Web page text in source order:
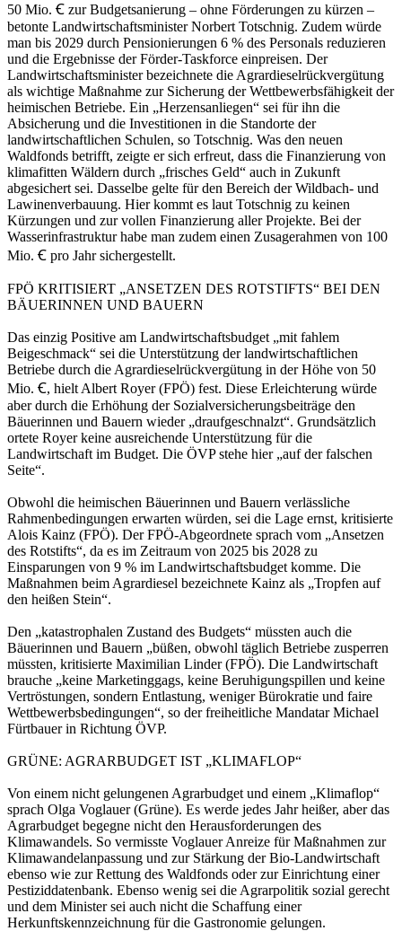
50 Mio. Ꞓ zur Budgetsanierung – ohne Förderungen zu kürzen –
betonte Landwirtschaftsminister Norbert Totschnig. Zudem würde
man bis 2029 durch Pensionierungen 6 % des Personals reduzieren
und die Ergebnisse der Förder-Taskforce einpreisen. Der
Landwirtschaftsminister bezeichnete die Agrardieselrückvergütung
als wichtige Maßnahme zur Sicherung der Wettbewerbsfähigkeit der
heimischen Betriebe. Ein „Herzensanliegen“ sei für ihn die
Absicherung und die Investitionen in die Standorte der
landwirtschaftlichen Schulen, so Totschnig. Was den neuen
Waldfonds betrifft, zeigte er sich erfreut, dass die Finanzierung von
klimafitten Wäldern durch „frisches Geld“ auch in Zukunft
abgesichert sei. Dasselbe gelte für den Bereich der Wildbach- und
Lawinenverbauung. Hier kommt es laut Totschnig zu keinen
Kürzungen und zur vollen Finanzierung aller Projekte. Bei der
Wasserinfrastruktur habe man zudem einen Zusagerahmen von 100
Mio. Ꞓ pro Jahr sichergestellt.
FPÖ KRITISIERT „ANSETZEN DES ROTSTIFTS“ BEI DEN
BÄUERINNEN UND BAUERN
Das einzig Positive am Landwirtschaftsbudget „mit fahlem
Beigeschmack“ sei die Unterstützung der landwirtschaftlichen
Betriebe durch die Agrardieselrückvergütung in der Höhe von 50
Mio. Ꞓ, hielt Albert Royer (FPÖ) fest. Diese Erleichterung würde
aber durch die Erhöhung der Sozialversicherungsbeiträge den
Bäuerinnen und Bauern wieder „draufgeschnalzt“. Grundsätzlich
ortete Royer keine ausreichende Unterstützung für die
Landwirtschaft im Budget. Die ÖVP stehe hier „auf der falschen
Seite“.
Obwohl die heimischen Bäuerinnen und Bauern verlässliche
Rahmenbedingungen erwarten würden, sei die Lage ernst, kritisierte
Alois Kainz (FPÖ). Der FPÖ-Abgeordnete sprach vom „Ansetzen
des Rotstifts“, da es im Zeitraum von 2025 bis 2028 zu
Einsparungen von 9 % im Landwirtschaftsbudget komme. Die
Maßnahmen beim Agrardiesel bezeichnete Kainz als „Tropfen auf
den heißen Stein“.
Den „katastrophalen Zustand des Budgets“ müssten auch die
Bäuerinnen und Bauern „büßen, obwohl täglich Betriebe zusperren
müssten, kritisierte Maximilian Linder (FPÖ). Die Landwirtschaft
brauche „keine Marketinggags, keine Beruhigungspillen und keine
Vertröstungen, sondern Entlastung, weniger Bürokratie und faire
Wettbewerbsbedingungen“, so der freiheitliche Mandatar Michael
Fürtbauer in Richtung ÖVP.
GRÜNE: AGRARBUDGET IST „KLIMAFLOP“
Von einem nicht gelungenen Agrarbudget und einem „Klimaflop“
sprach Olga Voglauer (Grüne). Es werde jedes Jahr heißer, aber das
Agrarbudget begegne nicht den Herausforderungen des
Klimawandels. So vermisste Voglauer Anreize für Maßnahmen zur
Klimawandelanpassung und zur Stärkung der Bio-Landwirtschaft
ebenso wie zur Rettung des Waldfonds oder zur Einrichtung einer
Pestiziddatenbank. Ebenso wenig sei die Agrarpolitik sozial gerecht
und dem Minister sei auch nicht die Schaffung einer
Herkunftskennzeichnung für die Gastronomie gelungen.